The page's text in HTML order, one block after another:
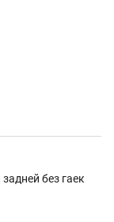
без гаек